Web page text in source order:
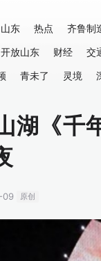
山东 热点 齐鲁制
开放山东 财经 交
青未了 灵境
湖《千
原创